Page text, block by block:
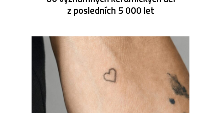
z posledních 5 000 let